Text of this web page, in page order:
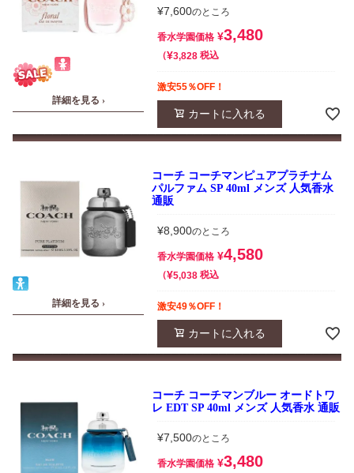
詳細を見る ›
¥7,600のところ
香水学園価格 ¥3,480
¥3,828 税込
激安55％OFF！
カートに入れる
詳細を見る ›
コーチ コーチマンピュアプラチナム
パルファム SP 40ml メンズ 人気香水
通販
¥8,900のところ
香水学園価格 ¥4,580
¥5,038 税込
激安49％OFF！
カートに入れる
コーチ コーチマンブルー オードトワ
レ EDT SP 40ml メンズ 人気香水 通販
¥7,500のところ
香水学園価格 ¥3,480